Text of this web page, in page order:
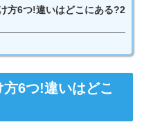
方6つ!違いはどこにある?2
6つ!違いはどこ